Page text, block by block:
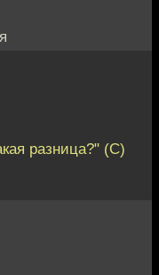
разница?" (С)